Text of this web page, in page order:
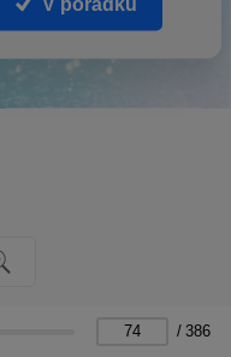
/ 386